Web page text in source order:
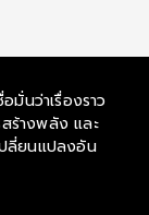
มั่นว่าเรื่องราว
ร้างพลัง และ
ปลี่ยนแปลงอัน